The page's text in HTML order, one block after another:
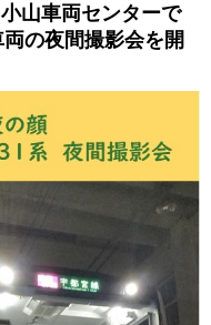
山車両センターで
の夜間撮影会を開